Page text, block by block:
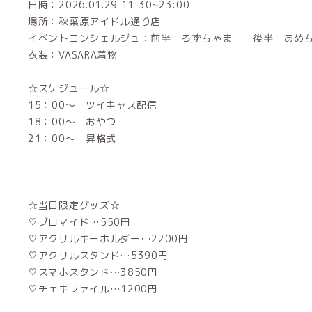
日時：2026.01.29 11:30~23:00
場所：秋葉原アイドル通り店
イベントコンシェルジュ：前半 ろずちゃま 後半 あめ
衣装：VASARA着物
☆スケジュール☆
15：00～ ツイキャス配信
18：00～ おやつ
21：00～ 昇格式
☆当日限定グッズ☆
♡ブロマイド…550円
♡アクリルキーホルダー…2200円
♡アクリルスタンド…5390円
♡スマホスタンド…3850円
♡チェキファイル…1200円